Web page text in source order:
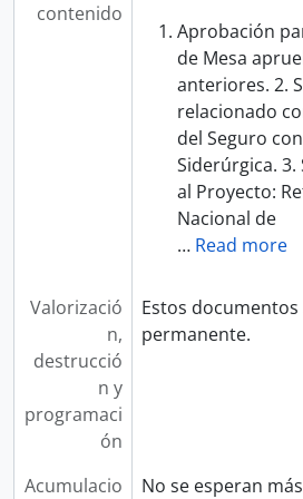
contenido
Aprobación
de Mesa
anteriores. 2.
relacionado
del Seguro
Siderúrgica.
al Proyecto:
Nacional de
… Read more
Valorizació
n,
destrucció
n y
programaci
ón
Estos
permanente.
Acumulacio
No se esperan